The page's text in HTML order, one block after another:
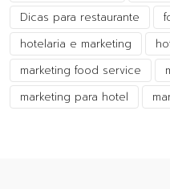
Dicas para restaurante
hotelaria e marketing
marketing food service
marketing para hotel